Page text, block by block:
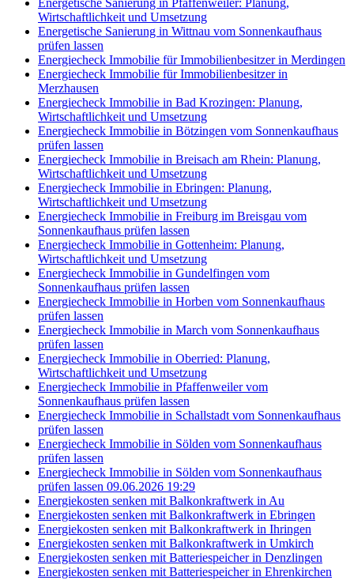
Energetische Sanierung in Pfaffenweiler: Planung,
Wirtschaftlichkeit und Umsetzung
Energetische Sanierung in Wittnau vom Sonnenkaufhaus
prüfen lassen
Energiecheck Immobilie für Immobilienbesitzer in Merdingen
Energiecheck Immobilie für Immobilienbesitzer in
Merzhausen
Energiecheck Immobilie in Bad Krozingen: Planung,
Wirtschaftlichkeit und Umsetzung
Energiecheck Immobilie in Bötzingen vom Sonnenkaufhaus
prüfen lassen
Energiecheck Immobilie in Breisach am Rhein: Planung,
Wirtschaftlichkeit und Umsetzung
Energiecheck Immobilie in Ebringen: Planung,
Wirtschaftlichkeit und Umsetzung
Energiecheck Immobilie in Freiburg im Breisgau vom
Sonnenkaufhaus prüfen lassen
Energiecheck Immobilie in Gottenheim: Planung,
Wirtschaftlichkeit und Umsetzung
Energiecheck Immobilie in Gundelfingen vom
Sonnenkaufhaus prüfen lassen
Energiecheck Immobilie in Horben vom Sonnenkaufhaus
prüfen lassen
Energiecheck Immobilie in March vom Sonnenkaufhaus
prüfen lassen
Energiecheck Immobilie in Oberried: Planung,
Wirtschaftlichkeit und Umsetzung
Energiecheck Immobilie in Pfaffenweiler vom
Sonnenkaufhaus prüfen lassen
Energiecheck Immobilie in Schallstadt vom Sonnenkaufhaus
prüfen lassen
Energiecheck Immobilie in Sölden vom Sonnenkaufhaus
prüfen lassen
Energiecheck Immobilie in Sölden vom Sonnenkaufhaus
prüfen lassen 09.06.2026 19:29
Energiekosten senken mit Balkonkraftwerk in Au
Energiekosten senken mit Balkonkraftwerk in Ebringen
Energiekosten senken mit Balkonkraftwerk in Ihringen
Energiekosten senken mit Balkonkraftwerk in Umkirch
Energiekosten senken mit Batteriespeicher in Denzlingen
Energiekosten senken mit Batteriespeicher in Ehrenkirchen